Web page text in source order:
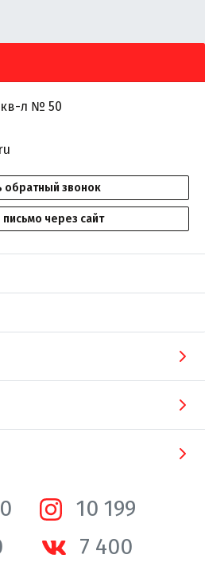
л № 50
обратный звонок
письмо через сайт
10 200
7 400